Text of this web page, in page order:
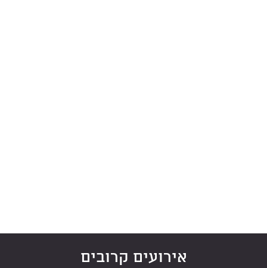
אירועים קרובים